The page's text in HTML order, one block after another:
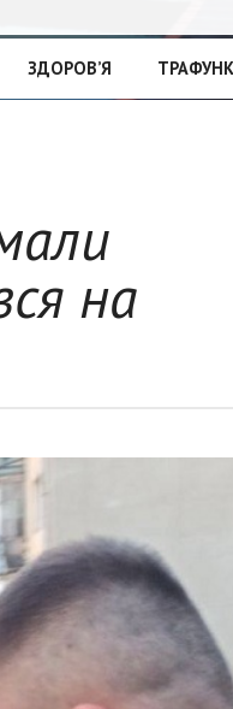
ЗДОРОВ’Я
на